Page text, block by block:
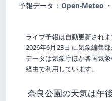
予報データ： Open-Meteo
ライブ予報は自動更新され
2026年6月23日 に気象編集部
データは気象庁ほか各国気
経由で利用しています。
奈良公園の天気は午